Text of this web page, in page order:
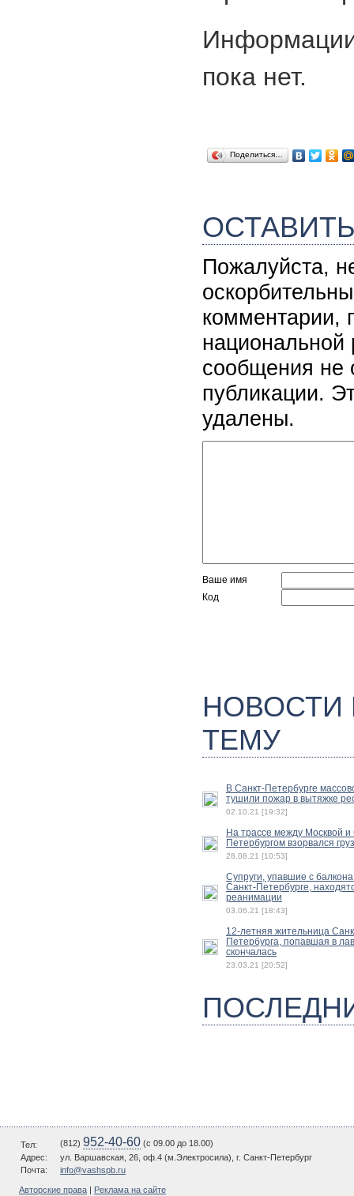
пока нет.
Поделиться…
Пожалуйста,
комментарии,
национальной
сообщения не
публикации.
удалены.
Ваше имя
Код
ТЕМУ
В Санкт-Петербурге
тушили пожар в вытяжке
02.10.21 [19:32]
На трассе между Москвой и
Петербургом взорвался
28.08.21 [10:53]
Супруги, упавшие с балкона
Санкт-Петербурге,
реанимации
03.06.21 [18:43]
12-летняя жительница
Петербурга, попавшая в
скончалась
23.03.21 [20:52]
Тел: (812) 952-40-60 (c 09.00 до 18.00)
Адрес:
ул. Варшавская, 26, оф.4 (м.Электросила), г. Санкт-Петербург
Почта:
info@vashspb.ru
Авторские права Реклама на сайте